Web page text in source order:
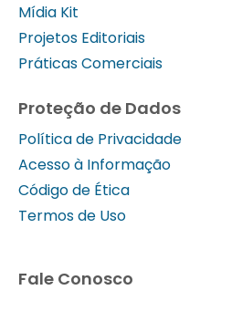
Mídia Kit
Projetos Editoriais
Práticas Comerciais
Proteção de Dados
Política de Privacidade
Acesso à Informação
Código de Ética
Termos de Uso
Fale Conosco